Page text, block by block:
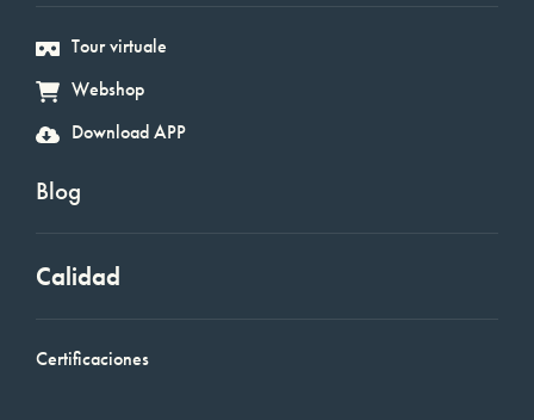
Tour virtuale
Webshop
Download APP
Blog
Calidad
Certificaciones